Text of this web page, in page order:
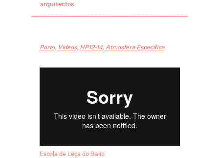
arquitectos
Porto, Videos, HP12-14, Atmosfera Específica
Escola de Leça do Balio